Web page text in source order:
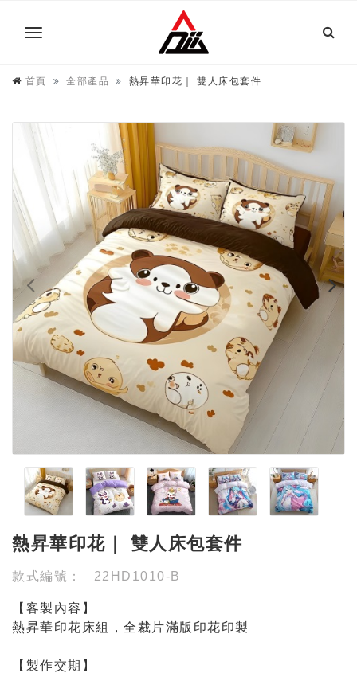
首頁 全部產品 熱昇華印花｜ 雙人床包套件
熱昇華印花｜ 雙人床包套件
款式編號： 22HD1010-B
【客製內容】
熱昇華印花床組，全裁片滿版印花印製
【製作交期】